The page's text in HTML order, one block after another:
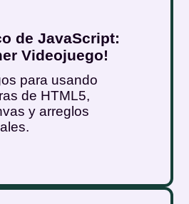
de JavaScript:
Videojuego!
para usando
de HTML5,
y arreglos